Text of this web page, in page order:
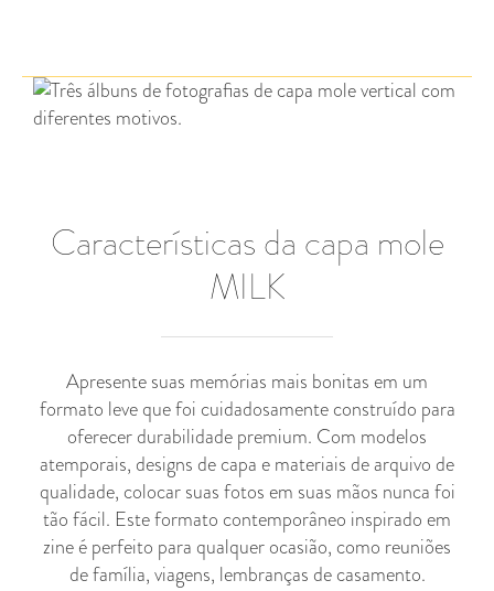
Características da capa mole
MILK
Apresente suas memórias mais bonitas em um
formato leve que foi cuidadosamente construído para
oferecer durabilidade premium. Com modelos
atemporais, designs de capa e materiais de arquivo de
qualidade, colocar suas fotos em suas mãos nunca foi
tão fácil. Este formato contemporâneo inspirado em
zine é perfeito para qualquer ocasião, como reuniões
de família, viagens, lembranças de casamento.